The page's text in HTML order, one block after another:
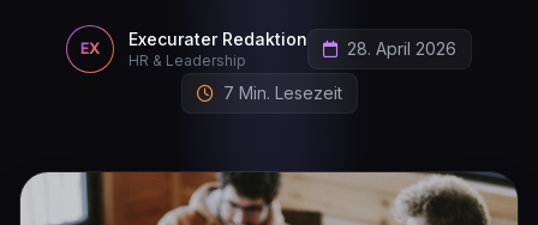
EX Execurater Redaktion
HR & Leadership
28. April 2026
7 Min. Lesezeit